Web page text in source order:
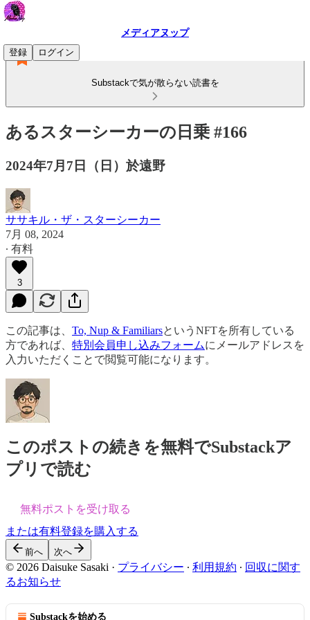
メディアヌップ
登録
ログイン
Substackで気が散らない読書を
あるスターシーカーの日乗 #166
2024年7月7日（日）於遠野
ササキル・ザ・スターシーカー
7月 08, 2024
∙ 有料
3
この記事は、 To, Nup & FamiliarsというNFTを所有している
方であれば、 特別会員申し込みフォームにメールアドレスを
入力いただくことで閲覧可能になります。
このポストの続きを無料でSubstackア
プリで読む
無料ポストを受け取る
または有料登録を購入する
前へ 次へ
© 2026 Daisuke Sasaki · プライバシー ∙ 利用規約 ∙ 回収に関す
るお知らせ
Substackを始める